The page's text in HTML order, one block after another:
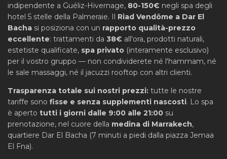
indipendente a Guéliz-Hivernage, 80-150€ negli spa degli
hotel 5 stelle della Palmeraie. Il Riad Vendôme a Dar El
Bacha si posiziona con un rapporto qualità-prezzo
eccellente: trattamenti da 38€ all'ora, prodotti naturali,
estetiste qualificate, spa privato (interamente esclusivo)
per il vostro gruppo — non condividerete né l'hammam, né
le sale massaggi, né il jacuzzi rooftop con altri clienti.
Trasparenza totale sui nostri prezzi: tutte le nostre
tariffe sono fisse e senza supplementi nascosti. Lo spa
è aperto tutti i giorni dalle 9:00 alle 21:00 su
prenotazione, nel cuore della medina di Marrakech,
quartiere Dar El Bacha (7 minuti a piedi dalla piazza Jemaa
El Fna).